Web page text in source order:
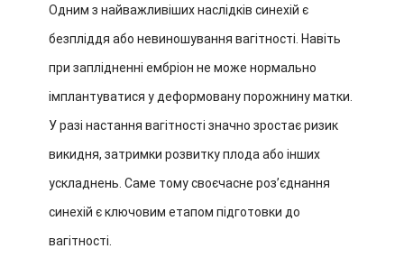
Одним з найважливіших наслідків синехій є
безпліддя або невиношування вагітності. Навіть
при заплідненні ембріон не може нормально
імплантуватися у деформовану порожнину матки.
У разі настання вагітності значно зростає ризик
викидня, затримки розвитку плода або інших
ускладнень. Саме тому своєчасне розʼєднання
синехій є ключовим етапом підготовки до
вагітності.